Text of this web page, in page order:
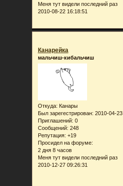
Меня тут видели последний раз
2010-08-22 16:18:51
Канарейка
мальчиш-кибальчиш
Откуда: Канары
Был зарегестрирован: 2010-04-23
Приглашений: 0
Сообщений: 248
Репутация: +19
Просидел на форуме:
2 дня 8 часов
Меня тут видели последний раз
2010-12-27 09:26:31